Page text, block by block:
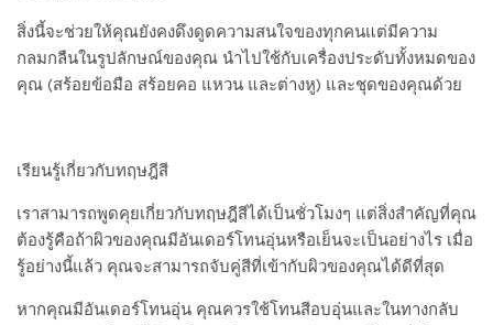
สิ่งนี้จะช่วยให้คุณยังคงดึงดูดความสนใจของทุกคนแต่มีความ
กลมกลืนในรูปลักษณ์ของคุณ นำไปใช้กับเครื่องประดับทั้งหมดของ
คุณ (สร้อยข้อมือ สร้อยคอ แหวน และต่างหู) และชุดของคุณด้วย
เรียนรู้เกี่ยวกับทฤษฎีสี
เราสามารถพูดคุยเกี่ยวกับทฤษฎีสีได้เป็นชั่วโมงๆ แต่สิ่งสำคัญที่คุณ
ต้องรู้คือถ้าผิวของคุณมีอันเดอร์โทนอุ่นหรือเย็นจะเป็นอย่างไร เมื่อ
รู้อย่างนี้แล้ว คุณจะสามารถจับคู่สีที่เข้ากับผิวของคุณได้ดีที่สุด
หากคุณมีอันเดอร์โทนอุ่น คุณควรใช้โทนสีอบอุ่นและในทางกลับ